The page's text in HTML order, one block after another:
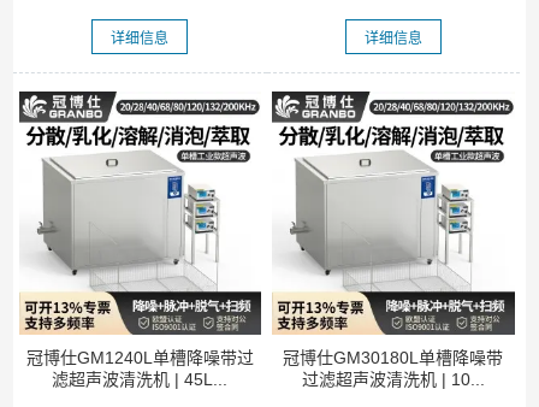
详细信息 详细信息
冠博仕GM1240L单槽降噪带过
滤超声波清洗机 | 45L...
冠博仕GM30180L单槽降噪带
过滤超声波清洗机 | 10...